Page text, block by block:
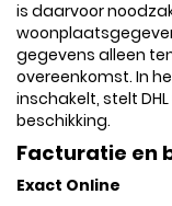
is daarvoor
gegevens alleen
overeenkomst. In
inschakelt, stelt
beschikking.
Facturatie en
Exact Online